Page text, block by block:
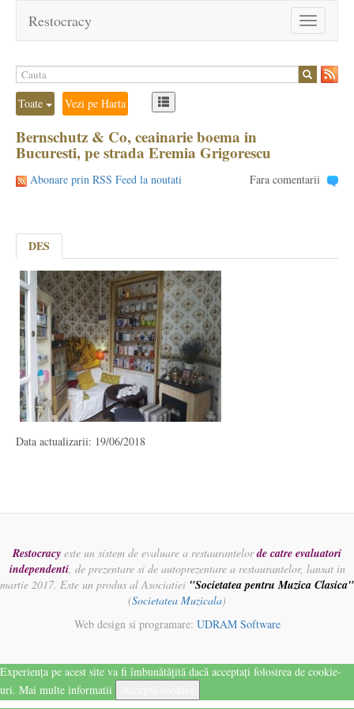
Toggle
navigation
Restocracy
Toate Vezi pe Harta
Bernschutz & Co, ceainarie boema in
Bucuresti, pe strada Eremia Grigorescu
Abonare prin RSS Feed la noutati Fara comentarii
DES
Data actualizarii: 19/06/2018
Restocracy este un sistem de evaluare a restaurantelorde catre evaluatori
independenti, de prezentare si de autoprezentare a restaurantelor, lansat in
martie 2017. Este un produs al Asociatiei "Societatea pentru Muzica Clasica"
(Societatea Muzicala)
Web design si programare: UDRAM Software
Experiența pe acest site va fi îmbunătățită dacă acceptați folosirea de cookie-
uri. Mai multe informatii